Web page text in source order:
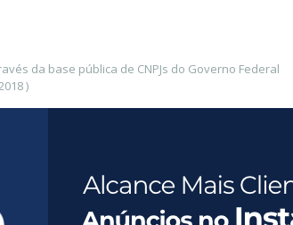
da base pública de CNPJs do Governo Federal
)